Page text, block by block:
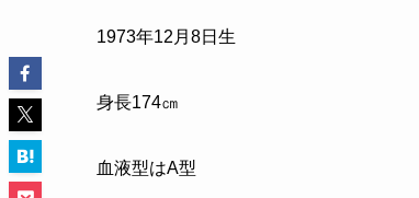
1973年12 月 8日生
身長174㎝
血液型はA型